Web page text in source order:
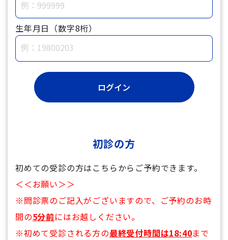
生年月日（数字8桁）
初診の方
初めての受診の方はこちらからご予約できます。
＜＜お願い＞＞
※問診票のご記入がございますので、ご予約のお時
間の5分前にはお越しください。
※初めて受診される方の最終受付時間は18:40まで